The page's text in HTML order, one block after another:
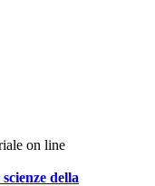
on line
della